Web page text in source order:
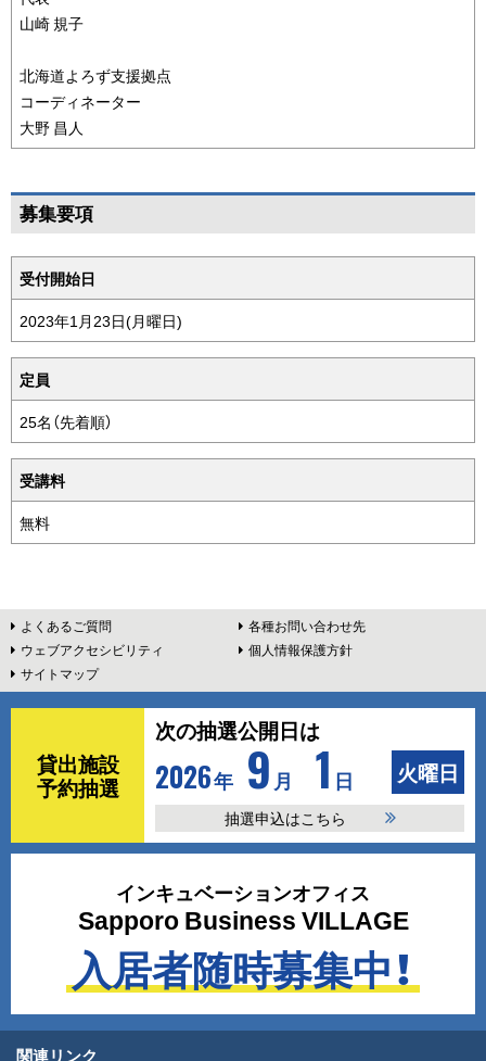
山崎 規子
北海道よろず支援拠点
コーディネーター
大野 昌人
ペ
ー
ジ
の
ッ
プ
へ
戻
る
募集要項
条
件
表
受付開始日
2023年1月23日(月曜日)
定員
25名（先着順）
受講料
無料
本
文
へ
よくあるご質問
各種お問い合わせ先
ウェブアクセシビリティ
個人情報保護方針
サイトマップ
ピ
ア
貸出施設
予約抽選
次の抽選公開日は
2026年 9 月 1 日 火曜日
抽選申込はこちら
インキュベーションオフィス
Sapporo Business VILLAGE
入居者随時募集中！
関連リンク